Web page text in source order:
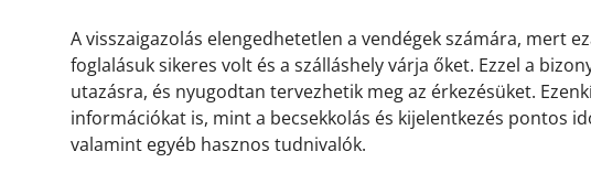
A visszaigazolás elengedhetetlen a vendégek számára, mert
foglalásuk sikeres volt és a szálláshely várja őket. Ezzel a
utazásra, és nyugodtan tervezhetik meg az érkezésüket.
információkat is, mint a becsekkolás és kijelentkezés pontos
valamint egyéb hasznos tudnivalók.